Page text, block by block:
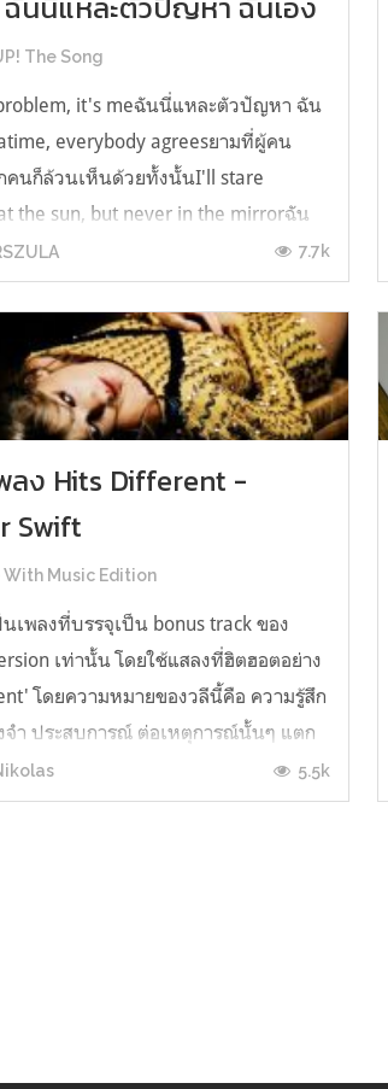
The Song
it's meฉันนี่แหละตัวปัญหา ฉัน
everybody agreesยามที่ผู้คน
นก็ล้วนเห็นด้วยทั้งนั้นI'll stare
the sun, but never in the mirrorฉัน
ะยานตรงไปสู่ดวงอาทิตย์ แต่กลับไม่ส่อง
เองด้วยซ้ำIt must be exhausting
for the anti-he...
7.7k
ลง Hits Different -
Swift
With Music Edition
เพลงที่บรรจุเป็น bonus track ของ
เท่านั้น โดยใช้แสลงที่ฮิตฮอตอย่าง
โดยความหมายของวลีนี้คือ ความรู้สึก
จำ ประสบการณ์ ต่อเหตุการณ์นั้นๆ แตก
ในเชิงดีกว่าเดิม วิเศษมากขึ้น เป็น
กว่าเหตุการณ์เดิมที่เราเคยประสบมา นั้น
5.5k